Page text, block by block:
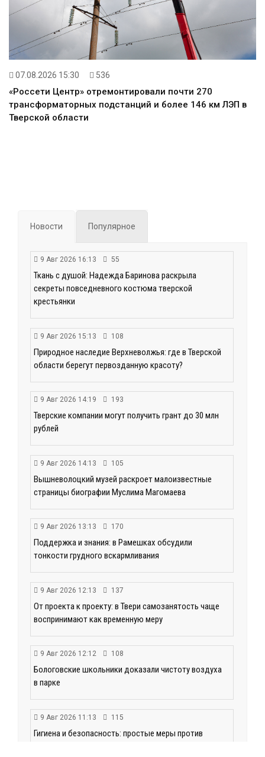
07.08.2026 15:30 536
«Россети Центр» отремонтировали почти 270
трансформаторных подстанций и более 146 км ЛЭП в
Тверской области
Новости Популярное
9 Авг 2026 16:13 55
Ткань с душой: Надежда Баринова раскрыла
секреты повседневного костюма тверской
крестьянки
9 Авг 2026 15:13 108
Природное наследие Верхневолжья: где в Тверской
области берегут первозданную красоту?
9 Авг 2026 14:19 193
Тверские компании могут получить грант до 30 млн
рублей
9 Авг 2026 14:13 105
Вышневолоцкий музей раскроет малоизвестные
страницы биографии Муслима Магомаева
9 Авг 2026 13:13 170
Поддержка и знания: в Рамешках обсудили
тонкости грудного вскармливания
9 Авг 2026 12:13 137
От проекта к проекту: в Твери самозанятость чаще
воспринимают как временную меру
9 Авг 2026 12:12 108
Бологовские школьники доказали чистоту воздуха
в парке
9 Авг 2026 11:13 115
Гигиена и безопасность: простые меры против